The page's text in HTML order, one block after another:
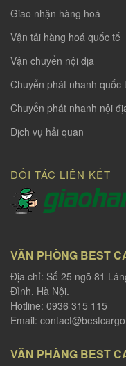
Giao nhận hàng hoá
Vận tải hàng hoá quốc tế
Vận chuyển nội địa
Chuyển phát nhanh quốc
Chuyển phát nhanh nội
Dịch vụ hải quan
ĐỐI TÁC LIÊN KẾT
VĂN PHÒNG BEST
Địa chỉ: Số 25 ngõ 81
Đình, Hà Nội.
Hotline: 0936 315 115
Email:
VĂN PHÀNG BEST